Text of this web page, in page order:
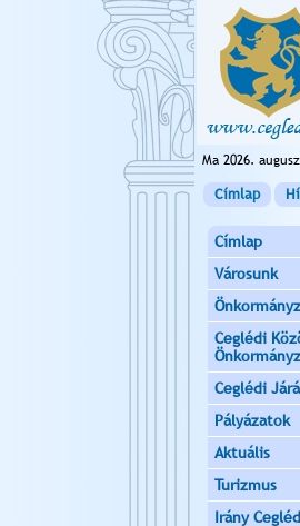
Ma 2026.
Címlap
Címlap
Városunk
Ceglédi
Ceglédi
Pályázatok
Aktuális
Turizmus
Irány Cegléd